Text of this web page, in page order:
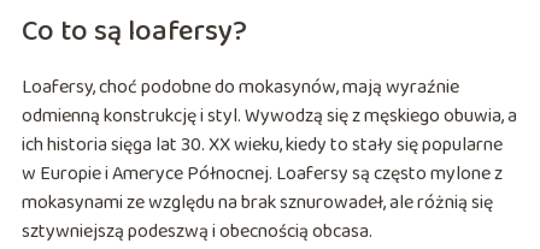
Co to są loafersy?
Loafersy, choć podobne do mokasynów, mają wyraźnie
odmienną konstrukcję i styl. Wywodzą się z męskiego obuwia, a
ich historia sięga lat 30. XX wieku, kiedy to stały się popularne
w Europie i Ameryce Północnej. Loafersy są często mylone z
mokasynami ze względu na brak sznurowadeł, ale różnią się
sztywniejszą podeszwą i obecnością obcasa.